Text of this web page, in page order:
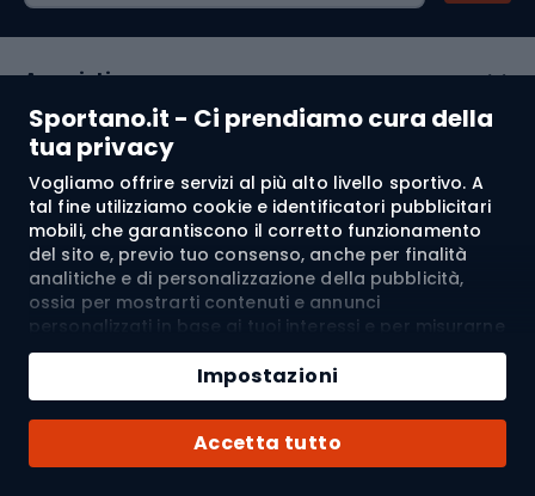
Sportano.it - Ci prendiamo cura della
tua privacy
Vogliamo offrire servizi al più alto livello sportivo. A
tal fine utilizziamo cookie e identificatori pubblicitari
mobili, che garantiscono il corretto funzionamento
del sito e, previo tuo consenso, anche per finalità
analitiche e di personalizzazione della pubblicità,
ossia per mostrarti contenuti e annunci
personalizzati in base ai tuoi interessi e per misurarne
l’efficacia. I cookie e gli identificatori pubblicitari
mobili possono essere utilizzati sia per attività
pubblicitarie personalizzate sia non personalizzate, a
seconda dei consensi da te espressi. Se clicchi su
“Accetta tutto”, acconsenti al trattamento dei tuoi
dati personali da parte di SPORTANO.COM Sp. z o.o. e
Accetta tutto
Impostazioni
Acquisti
Servizio clienti
Regolamento
Chi siamo
© 2026 Sportano